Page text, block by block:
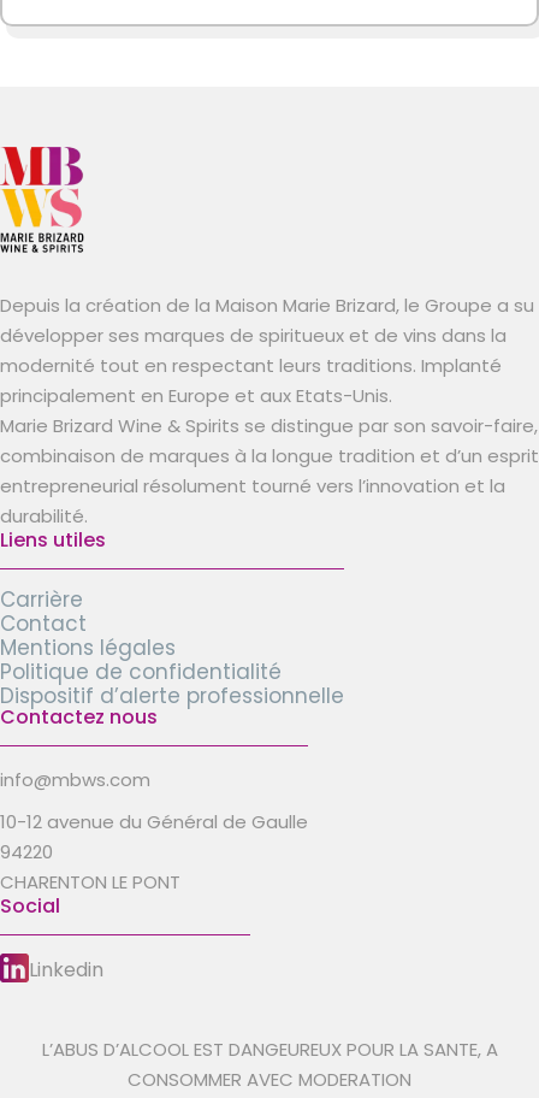
Depuis la création de la Maison Marie Brizard, le Groupe a su
développer ses marques de spiritueux et de vins dans la
modernité tout en respectant leurs traditions. Implanté
principalement en Europe et aux Etats-Unis.
Marie Brizard Wine & Spirits se distingue par son savoir-faire,
combinaison de marques à la longue tradition et d’un esprit
entrepreneurial résolument tourné vers l’innovation et la
durabilité.
Liens utiles
Carrière
Contact
Mentions légales
Politique de confidentialité
Dispositif d’alerte professionnelle
Contactez nous
info@mbws.com
10-12 avenue du Général de Gaulle
94220
CHARENTON LE PONT
Social
Linkedin
L’ABUS D’ALCOOL EST DANGEUREUX POUR LA SANTE, A
CONSOMMER AVEC MODERATION